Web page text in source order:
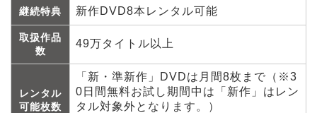
継続特典 新作DVD8本レンタル可能
取扱作品
数
49万タイトル以上
レンタル
可能枚数
「新・準新作」DVDは月間8枚まで（※3
0日間無料お試し期間中は「新作」はレン
タル対象外となります。）